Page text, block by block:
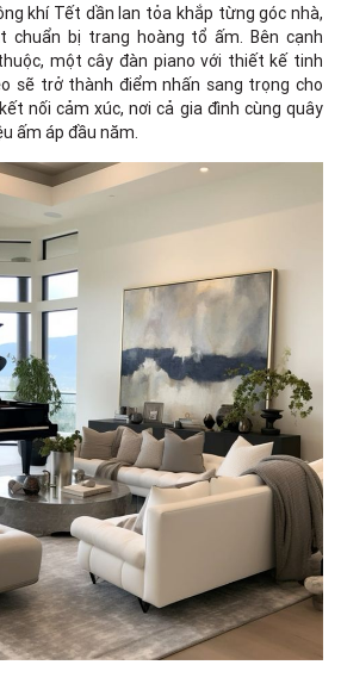
khí Tết dần lan tỏa khắp từng góc nhà,
chuẩn bị trang hoàng tổ ấm. Bên cạnh
một cây đàn piano với thiết kế tinh
sẽ trở thành điểm nhấn sang trọng cho
nối cảm xúc, nơi cả gia đình cùng quây
ấm áp đầu năm.